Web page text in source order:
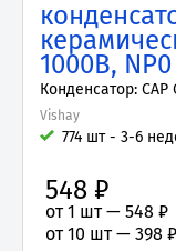
1000В, NP0
Конденсатор: CAP
Vishay
774 шт - 3-6
548 ₽
от 1 шт — 548 ₽
от 10 шт — 398 ₽